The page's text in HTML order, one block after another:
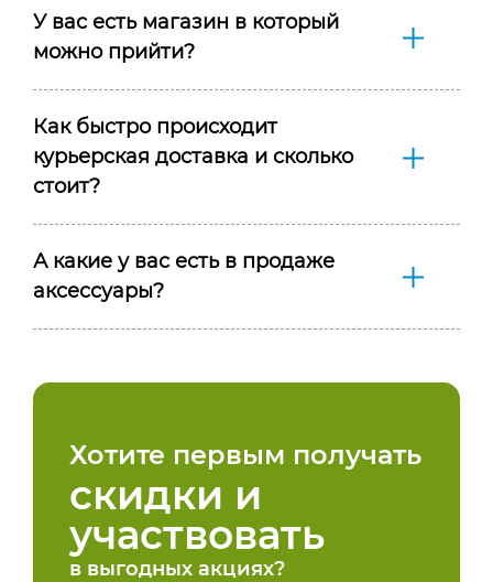
У вас есть магазин в который
можно прийти?
Как быстро происходит
курьерская доставка и сколько
стоит?
А какие у вас есть в продаже
аксессуары?
Хотите первым получать
скидки и
участвовать
в выгодных акциях?